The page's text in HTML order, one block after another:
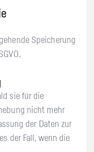
Speicherung
sie für die
nicht mehr
der Daten zur
der Fall, wenn die